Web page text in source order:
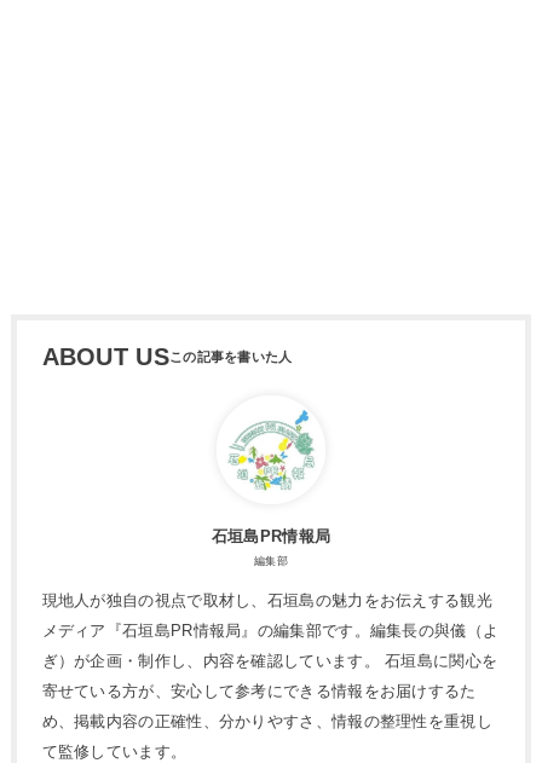
ABOUT US
石垣島PR情報局
編集部
現地人が独自の視点で取材し、石垣島の魅力をお伝えする観光
メディア『石垣島PR情報局』の編集部です。編集長の與儀（よ
ぎ）が企画・制作し、内容を確認しています。 石垣島に関心を
寄せている方が、安心して参考にできる情報をお届けするた
め、掲載内容の正確性、分かりやすさ、情報の整理性を重視し
て監修しています。